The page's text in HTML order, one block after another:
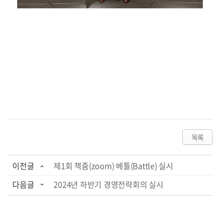
목록
이전글
제1회 책줌(zoom) 베틀(Battle) 실시
다음글
2024년 하반기 경영전략회의 실시